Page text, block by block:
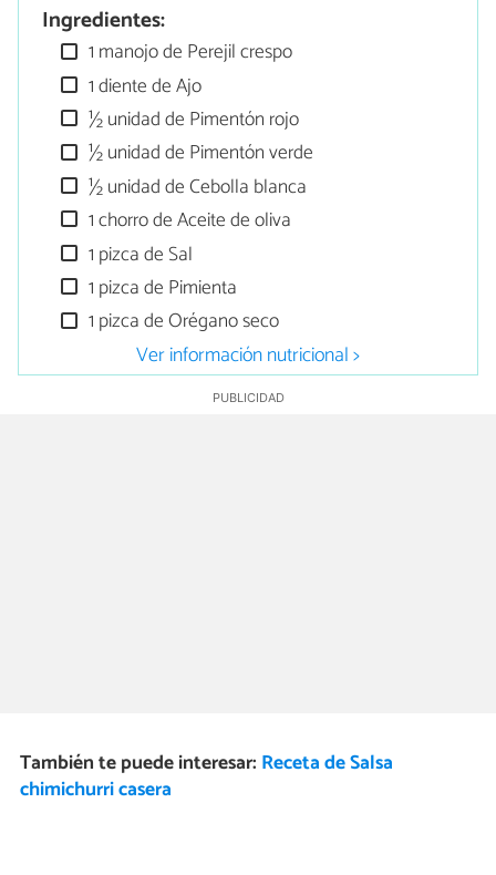
Ingredientes:
1 manojo de Perejil crespo
1 diente de Ajo
½ unidad de Pimentón rojo
½ unidad de Pimentón verde
½ unidad de Cebolla blanca
1 chorro de Aceite de oliva
1 pizca de Sal
1 pizca de Pimienta
1 pizca de Orégano seco
Ver información nutricional >
También te puede interesar: Receta de Salsa
chimichurri casera